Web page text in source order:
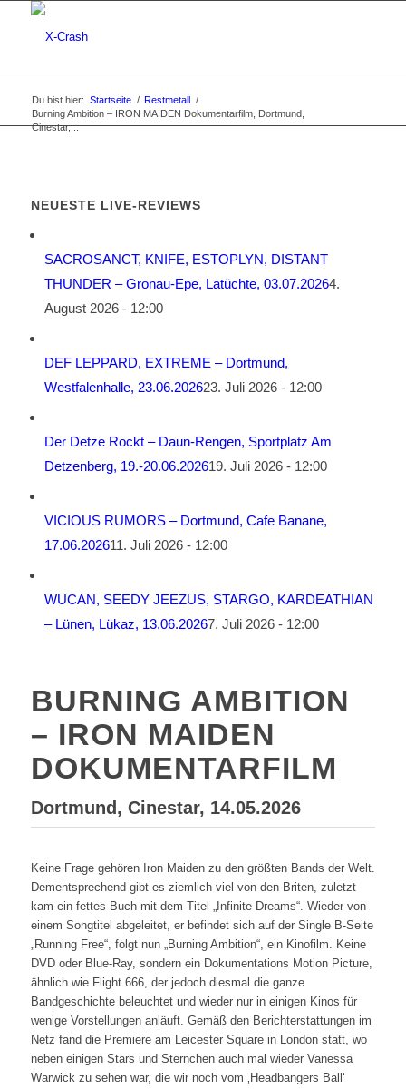
Du bist hier: Startseite / Restmetall /
Burning Ambition – IRON MAIDEN Dokumentarfilm, Dortmund,
Cinestar,...
NEUESTE LIVE-REVIEWS
SACROSANCT, KNIFE, ESTOPLYN, DISTANT
THUNDER – Gronau-Epe, Latüchte, 03.07.20264.
August 2026 - 12:00
DEF LEPPARD, EXTREME – Dortmund,
Westfalenhalle, 23.06.202623. Juli 2026 - 12:00
Der Detze Rockt – Daun-Rengen, Sportplatz Am
Detzenberg, 19.-20.06.202619. Juli 2026 - 12:00
VICIOUS RUMORS – Dortmund, Cafe Banane,
17.06.202611. Juli 2026 - 12:00
WUCAN, SEEDY JEEZUS, STARGO, KARDEATHIAN
– Lünen, Lükaz, 13.06.20267. Juli 2026 - 12:00
BURNING AMBITION
– IRON MAIDEN
DOKUMENTARFILM
Dortmund, Cinestar, 14.05.2026
Keine Frage gehören Iron Maiden zu den größten Bands der Welt.
Dementsprechend gibt es ziemlich viel von den Briten, zuletzt
kam ein fettes Buch mit dem Titel „Infinite Dreams“. Wieder von
einem Songtitel abgeleitet, er befindet sich auf der Single B-Seite
„Running Free“, folgt nun „Burning Ambition“, ein Kinofilm. Keine
DVD oder Blue-Ray, sondern ein Dokumentations Motion Picture,
ähnlich wie Flight 666, der jedoch diesmal die ganze
Bandgeschichte beleuchtet und wieder nur in einigen Kinos für
wenige Vorstellungen anläuft. Gemäß den Berichterstattungen im
Netz fand die Premiere am Leicester Square in London statt, wo
neben einigen Stars und Sternchen auch mal wieder Vanessa
Warwick zu sehen war, die wir noch vom ‚Headbangers Ball‘